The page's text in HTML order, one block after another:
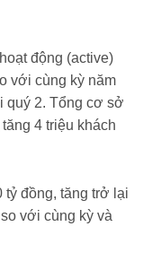
động (active)
với cùng kỳ năm
quý 2. Tổng cơ sở
4 triệu khách
tỷ đồng, tăng trở lại
với cùng kỳ và